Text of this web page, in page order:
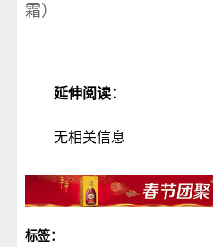
霜）
延伸阅读：
无相关信息
标签：